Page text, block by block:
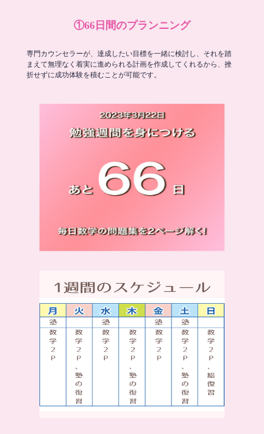
①66日間のプランニング
専門カウンセラーが、達成したい目標を一緒に検討し、それを踏
まえて無理なく着実に進められる計画を作成してくれるから、挫
折せずに成功体験を積むことが可能です。